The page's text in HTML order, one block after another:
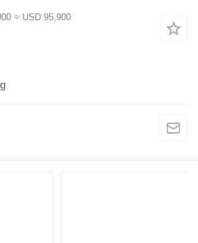
≈ USD 95,900